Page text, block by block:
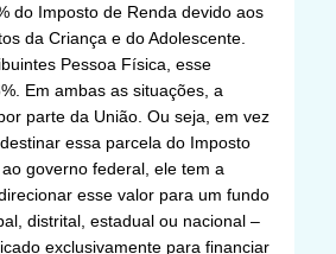
do Imposto de Renda devido aos
da Criança e do Adolescente.
Pessoa Física, esse
Em ambas as situações, a
parte da União. Ou seja, em vez
essa parcela do Imposto
governo federal, ele tem a
esse valor para um fundo
distrital, estadual ou nacional –
exclusivamente para financiar